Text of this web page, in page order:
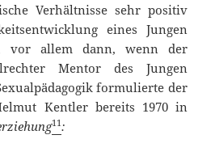
Verhältnisse sehr positiv
eines Jungen
vor allem dann, wenn der
Mentor des Jungen
formulierte der
Kentler bereits 1970 in
11: